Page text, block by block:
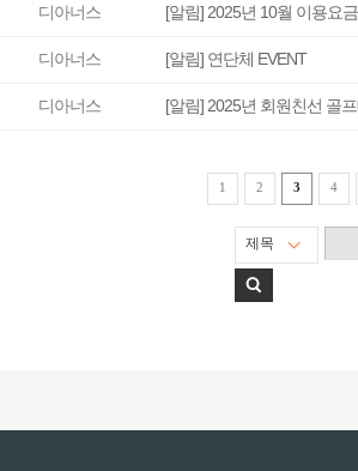
디아너스 [알림] 2025년 10월 이용요
디아너스 [알림] 연단체 EVENT
디아너스 [알림] 2025년 회원친선 골
1 2 3 4
제목